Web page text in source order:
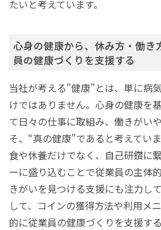
たいと考えています。
心身の健康から、休み方・働き
員の健康づくりを支援する
当社が考える”健康”とは、単に病
けではありません。心身の健康を
て日々の仕事に取組み、働きがい
そ、“真の健康”であると考えてい
食や休養だけでなく、自己研鑽に
ーに盛り込むことで従業員の主体
きがいを見つける支援にも注力し
して、コインの獲得方法や利用メ
的に従業員の健康づくりを支援す